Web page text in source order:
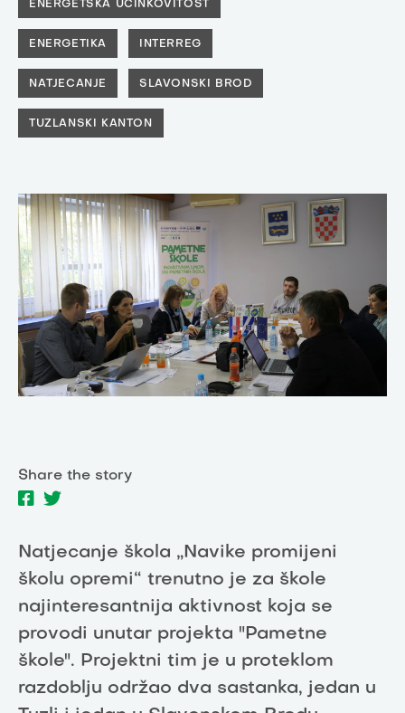
ENERGETSKA UČINKOVITOST
ENERGETIKA INTERREG
NATJECANJE SLAVONSKI BROD
TUZLANSKI KANTON
Share the story
Natjecanje škola „Navike promijeni
školu opremi“ trenutno je za škole
najinteresantnija aktivnost koja se
provodi unutar projekta "Pametne
škole". Projektni tim je u proteklom
razdoblju održao dva sastanka, jedan u